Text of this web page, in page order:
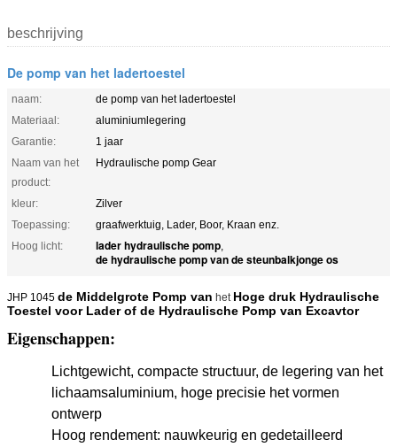
beschrijving
De pomp van het ladertoestel
naam:
de pomp van het ladertoestel
Materiaal:
aluminiumlegering
Garantie:
1 jaar
Naam van het
product:
Hydraulische pomp Gear
kleur:
Zilver
Toepassing:
graafwerktuig, Lader, Boor, Kraan enz.
Hoog licht:
lader hydraulische pomp,
de hydraulische pomp van de steunbalkjonge os
JHP 1045 de Middelgrote Pomp van het Hoge druk Hydraulische
Toestel voor Lader of de Hydraulische Pomp van Excavtor
Eigenschappen:
Lichtgewicht, compacte structuur, de legering van het
lichaamsaluminium, hoge precisie het vormen
ontwerp
Hoog rendement: nauwkeurig en gedetailleerd